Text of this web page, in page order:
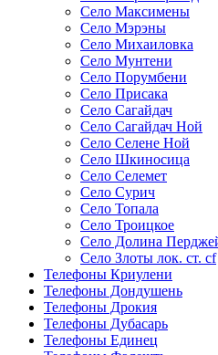
Село Максимены
Село Мэрэны
Село Михаиловка
Село Мунтени
Село Порумбени
Село Присака
Село Сагайдач
Село Сагайдач Ной
Село Селене Ной
Село Шкиносица
Село Селемет
Село Сурич
Село Топала
Село Троицкое
Село Долина
Село Злоты лок. ст. cf
Телефоны Криулени
Телефоны Дондушень
Телефоны Дрокия
Телефоны Дубасарь
Телефоны Единец